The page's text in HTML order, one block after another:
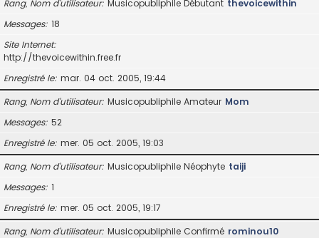
Rang, Nom d’utilisateur Musicopubliphile Débutant thevoicewithin
Messages 18
Site Internet
http://thevoicewithin.free.fr
Enregistré le mar. 04 oct. 2005, 19:44
Rang, Nom d’utilisateur Musicopubliphile Amateur Mom
Messages 52
Enregistré le mer. 05 oct. 2005, 19:03
Rang, Nom d’utilisateur Musicopubliphile Néophyte taiji
Messages 1
Enregistré le mer. 05 oct. 2005, 19:17
Rang, Nom d’utilisateur Musicopubliphile Confirmé rominou10